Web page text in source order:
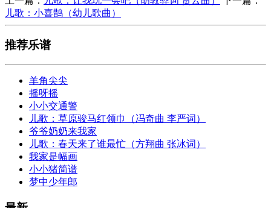
儿歌：小喜鹊（幼儿歌曲）
推荐乐谱
羊角尖尖
摇呀摇
小小交通警
儿歌：草原骏马红领巾（冯奇曲 李严词）
爷爷奶奶来我家
儿歌：春天来了谁最忙（方翔曲 张冰词）
我家是幅画
小小猪简谱
梦中少年郎